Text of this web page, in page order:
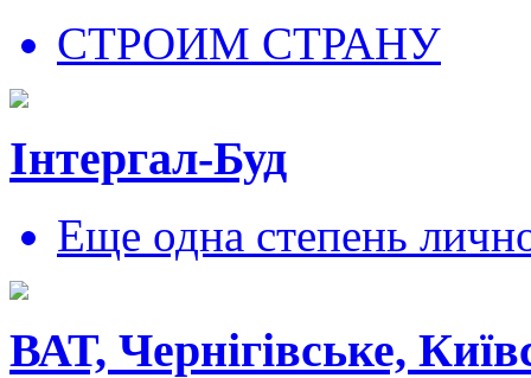
СТРОИМ СТРАНУ
Інтергал-Буд
Еще одна степень
ВАТ, Чернігівське,